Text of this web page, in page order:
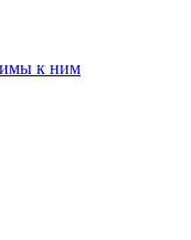
к ним